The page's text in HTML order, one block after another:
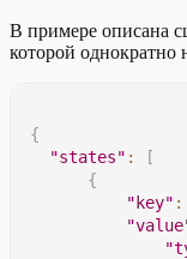
В примере описана
которой однократно
{
"states" :
[
{
"key" :